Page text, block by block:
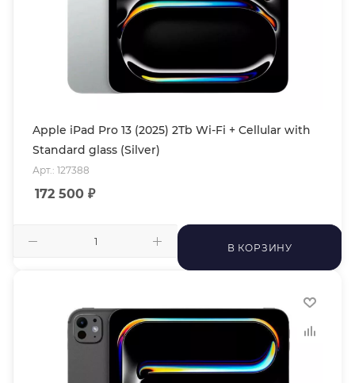
Apple iPad Pro 13 (2025) 2Tb Wi-Fi + Cellular with
Standard glass (Silver)
Арт.: 127388
172 500 ₽
В КОРЗИНУ